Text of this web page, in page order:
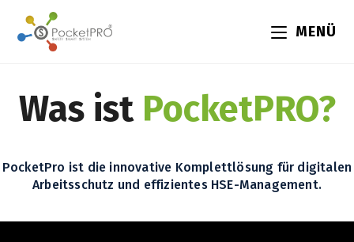
MENÜ
Was ist PocketPRO?
PocketPro ist die innovative Komplettlösung für digitalen
Arbeitsschutz und effizientes HSE-Management.